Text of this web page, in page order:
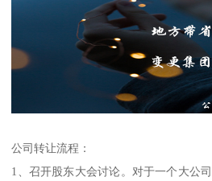
公司转让流程：
1、召开股东大会讨论。对于一个大公